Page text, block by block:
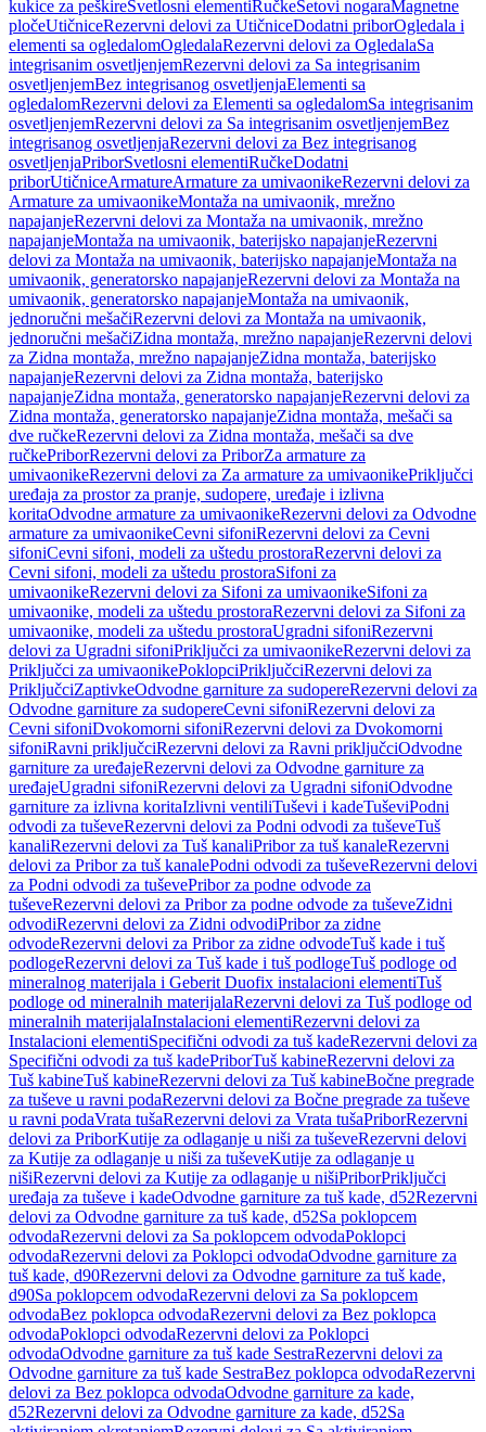
kukice za peškireSvetlosni elementiRučkeSetovi nogaraMagnetne
pločeUtičniceRezervni delovi za UtičniceDodatni priborOgledala i
elementi sa ogledalomOgledalaRezervni delovi za OgledalaSa
integrisanim osvetljenjemRezervni delovi za Sa integrisanim
osvetljenjemBez integrisanog osvetljenjaElementi sa
ogledalomRezervni delovi za Elementi sa ogledalomSa integrisanim
osvetljenjemRezervni delovi za Sa integrisanim osvetljenjemBez
integrisanog osvetljenjaRezervni delovi za Bez integrisanog
osvetljenjaPriborSvetlosni elementiRučkeDodatni
priborUtičniceArmatureArmature za umivaonikeRezervni delovi za
Armature za umivaonikeMontaža na umivaonik, mrežno
napajanjeRezervni delovi za Montaža na umivaonik, mrežno
napajanjeMontaža na umivaonik, baterijsko napajanjeRezervni
delovi za Montaža na umivaonik, baterijsko napajanjeMontaža na
umivaonik, generatorsko napajanjeRezervni delovi za Montaža na
umivaonik, generatorsko napajanjeMontaža na umivaonik,
jednoručni mešačiRezervni delovi za Montaža na umivaonik,
jednoručni mešačiZidna montaža, mrežno napajanjeRezervni delovi
za Zidna montaža, mrežno napajanjeZidna montaža, baterijsko
napajanjeRezervni delovi za Zidna montaža, baterijsko
napajanjeZidna montaža, generatorsko napajanjeRezervni delovi za
Zidna montaža, generatorsko napajanjeZidna montaža, mešači sa
dve ručkeRezervni delovi za Zidna montaža, mešači sa dve
ručkePriborRezervni delovi za PriborZa armature za
umivaonikeRezervni delovi za Za armature za umivaonikePriključci
uređaja za prostor za pranje, sudopere, uređaje i izlivna
koritaOdvodne armature za umivaonikeRezervni delovi za Odvodne
armature za umivaonikeCevni sifoniRezervni delovi za Cevni
sifoniCevni sifoni, modeli za uštedu prostoraRezervni delovi za
Cevni sifoni, modeli za uštedu prostoraSifoni za
umivaonikeRezervni delovi za Sifoni za umivaonikeSifoni za
umivaonike, modeli za uštedu prostoraRezervni delovi za Sifoni za
umivaonike, modeli za uštedu prostoraUgradni sifoniRezervni
delovi za Ugradni sifoniPriključci za umivaonikeRezervni delovi za
Priključci za umivaonikePoklopciPriključciRezervni delovi za
PriključciZaptivkeOdvodne garniture za sudopereRezervni delovi za
Odvodne garniture za sudopereCevni sifoniRezervni delovi za
Cevni sifoniDvokomorni sifoniRezervni delovi za Dvokomorni
sifoniRavni priključciRezervni delovi za Ravni priključciOdvodne
garniture za uređajeRezervni delovi za Odvodne garniture za
uređajeUgradni sifoniRezervni delovi za Ugradni sifoniOdvodne
garniture za izlivna koritaIzlivni ventiliTuševi i kadeTuševiPodni
odvodi za tuševeRezervni delovi za Podni odvodi za tuševeTuš
kanaliRezervni delovi za Tuš kanaliPribor za tuš kanaleRezervni
delovi za Pribor za tuš kanalePodni odvodi za tuševeRezervni delovi
za Podni odvodi za tuševePribor za podne odvode za
tuševeRezervni delovi za Pribor za podne odvode za tuševeZidni
odvodiRezervni delovi za Zidni odvodiPribor za zidne
odvodeRezervni delovi za Pribor za zidne odvodeTuš kade i tuš
podlogeRezervni delovi za Tuš kade i tuš podlogeTuš podloge od
mineralnog materijala i Geberit Duofix instalacioni elementiTuš
podloge od mineralnih materijalaRezervni delovi za Tuš podloge od
mineralnih materijalaInstalacioni elementiRezervni delovi za
Instalacioni elementiSpecifični odvodi za tuš kadeRezervni delovi za
Specifični odvodi za tuš kadePriborTuš kabineRezervni delovi za
Tuš kabineTuš kabineRezervni delovi za Tuš kabineBočne pregrade
za tuševe u ravni podaRezervni delovi za Bočne pregrade za tuševe
u ravni podaVrata tušaRezervni delovi za Vrata tušaPriborRezervni
delovi za PriborKutije za odlaganje u niši za tuševeRezervni delovi
za Kutije za odlaganje u niši za tuševeKutije za odlaganje u
nišiRezervni delovi za Kutije za odlaganje u nišiPriborPriključci
uređaja za tuševe i kadeOdvodne garniture za tuš kade, d52Rezervni
delovi za Odvodne garniture za tuš kade, d52Sa poklopcem
odvodaRezervni delovi za Sa poklopcem odvodaPoklopci
odvodaRezervni delovi za Poklopci odvodaOdvodne garniture za
tuš kade, d90Rezervni delovi za Odvodne garniture za tuš kade,
d90Sa poklopcem odvodaRezervni delovi za Sa poklopcem
odvodaBez poklopca odvodaRezervni delovi za Bez poklopca
odvodaPoklopci odvodaRezervni delovi za Poklopci
odvodaOdvodne garniture za tuš kade SestraRezervni delovi za
Odvodne garniture za tuš kade SestraBez poklopca odvodaRezervni
delovi za Bez poklopca odvodaOdvodne garniture za kade,
d52Rezervni delovi za Odvodne garniture za kade, d52Sa